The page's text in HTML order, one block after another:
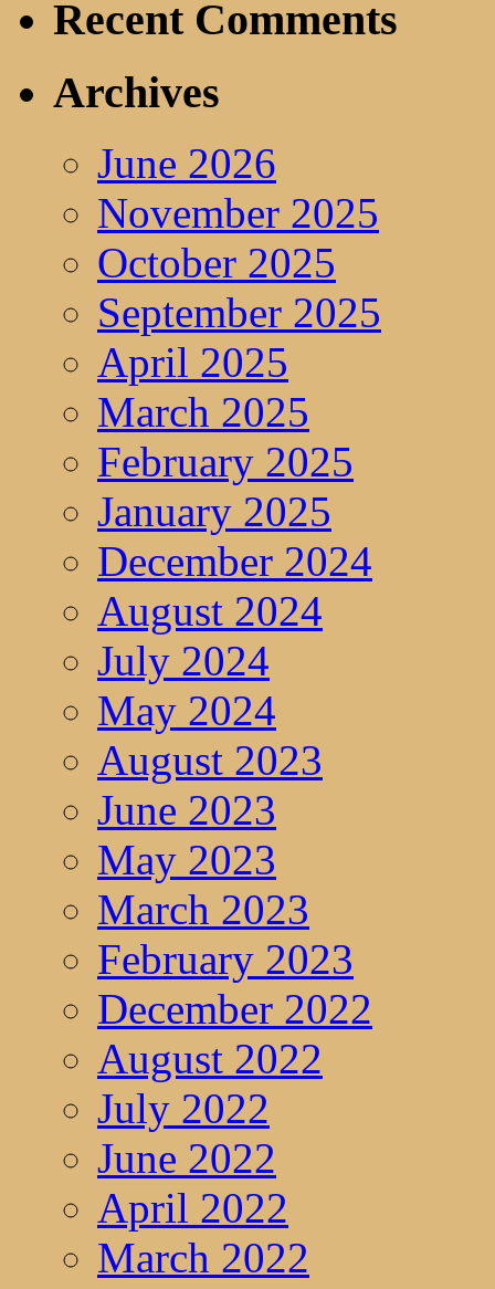
Recent Comments
Archives
June 2026
November 2025
October 2025
September 2025
April 2025
March 2025
February 2025
January 2025
December 2024
August 2024
July 2024
May 2024
August 2023
June 2023
May 2023
March 2023
February 2023
December 2022
August 2022
July 2022
June 2022
April 2022
March 2022